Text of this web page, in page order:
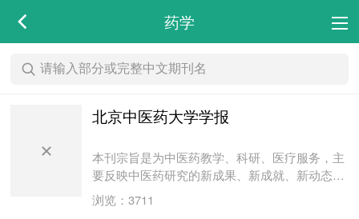
药学
北京中医药大学学报
本刊宗旨是为中医药教学、科研、医疗服务，主
要反映中医药研究的新成果、新成就、新动态，
贯彻“双百方针”，活跃学术空气，促进中医药学
术发展。本刊最适合高级中医药工作者阅读参
浏览：3711